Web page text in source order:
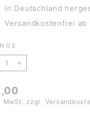
in Deutschland
Versandkostenfrei ab
+
MwSt. zzgl.